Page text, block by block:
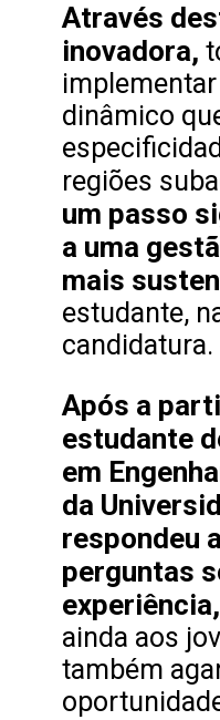
Através
inovadora,
dinâmico
regiões
um passo
a uma
mais
estudante,
candidatura.
Após a
estudante
em
da
respondeu
perguntas
experiência,
ainda aos
também